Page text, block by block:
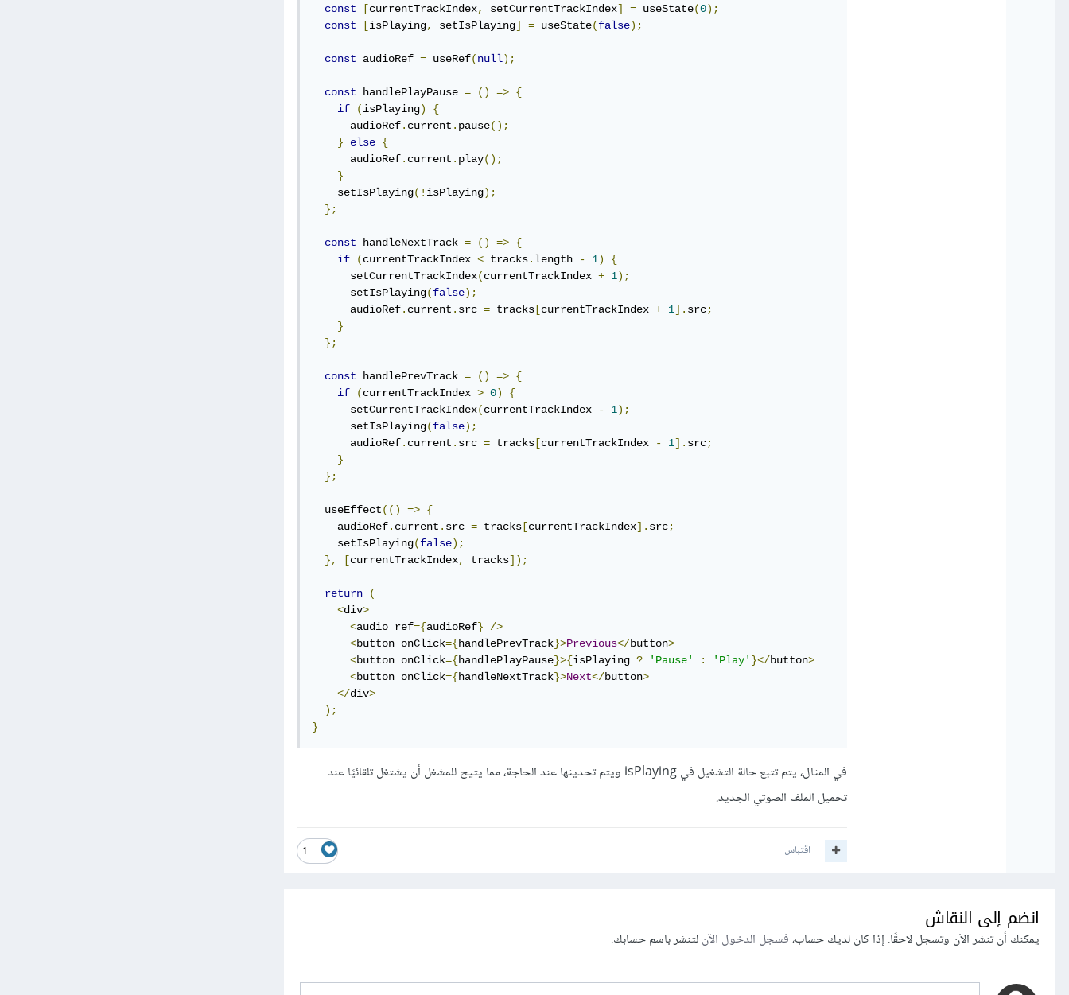
const
[currentTrackIndex, setCurrentTrackIndex] = useState(0);
const
[isPlaying, setIsPlaying] = useState(false);
const audioRef = useRef(null);
const handlePlayPause = () => {
if
(isPlaying)
{
      audioRef
. current . pause();
}
else {
      audioRef
. current . play();
}
    setIsPlaying
(! isPlaying);
};
const handleNextTrack = () => {
if
(currentTrackIndex < tracks. length - 1)
{
      setCurrentTrackIndex
(currentTrackIndex + 1);
      setIsPlaying
(false);
      audioRef
. current . src = tracks [currentTrackIndex + 1]. src;
}
};
const handlePrevTrack = () => {
if
(currentTrackIndex > 0)
{
      setCurrentTrackIndex
(currentTrackIndex - 1);
      setIsPlaying
(false);
      audioRef
. current . src = tracks [currentTrackIndex - 1]. src;
}
};
  useEffect
(() => {
    audioRef
. current . src = tracks [currentTrackIndex]. src;
    setIsPlaying
(false);
},
[currentTrackIndex, tracks]);
return
(
<div>
<audio ref={audioRef}
/>
<button onClick={handlePrevTrack}>Previous</button>
<button onClick={handlePlayPause}>{isPlaying ? 'Pause' : 'Play' }</button>
<button onClick={handleNextTrack}>Next</button>
</div>
);
}
في المثال، يتم تتبع حالة التشغيل في isPlaying ويتم تحديثها عند الحاجة، مما يتيح للمشغل أن يشتغل تلقائيًا عند
تحميل الملف الصوتي الجديد.
1 اقتباس
انضم إلى النقاش
يمكنك أن تنشر الآن وتسجل لاحقًا. إذا كان لديك حساب،فسجل الدخول الآنلتنشر باسم حسابك.